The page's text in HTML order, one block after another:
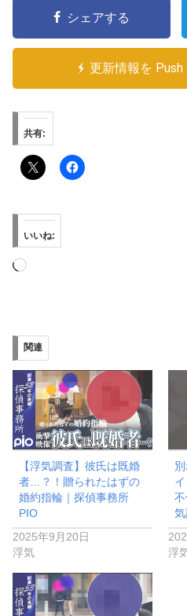
シェアする
更新情報を
共有:
いいね:
読
み
中…
関連
【浮気調査】彼氏は既婚
者…？！贈られたはずの
婚約指輪｜探偵事務所
PIO
2025年9月20日
浮気
浮